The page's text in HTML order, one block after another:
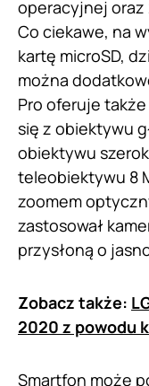
operacyjnej oraz
Co ciekawe, na
kartę microSD,
można
Pro oferuje
się z obiektywu
obiektywu
teleobiektywu 8
zoomem
zastosował
przysłoną o
Zobacz także:
2020 z powodu
Smartfon może